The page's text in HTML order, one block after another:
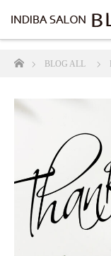
ホームBLOG ALL